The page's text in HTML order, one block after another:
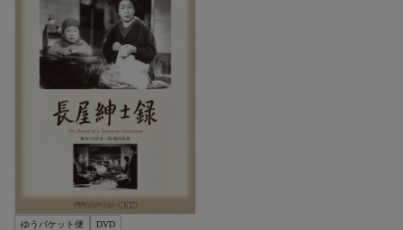
ゆうパケット便 DVD